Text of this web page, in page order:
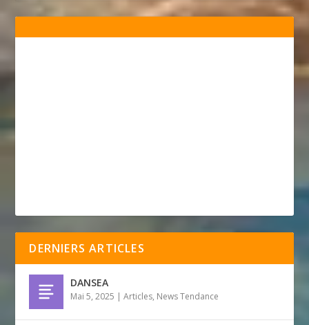
DERNIERS ARTICLES
DANSEA
Mai 5, 2025 |Articles, News Tendance